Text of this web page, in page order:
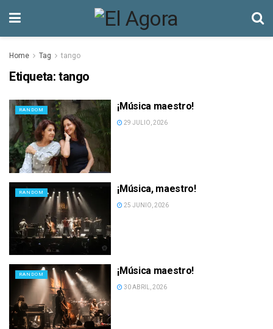
Home Tag tango
Etiqueta: tango
RANDOM ¡Música maestro!
29 JULIO, 2026
RANDOM ¡Música, maestro!
25 JUNIO, 2026
RANDOM ¡Música maestro!
30 ABRIL, 2026